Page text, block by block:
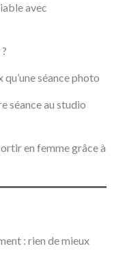
avec
séance photo
séance au studio
en femme grâce à
: rien de mieux